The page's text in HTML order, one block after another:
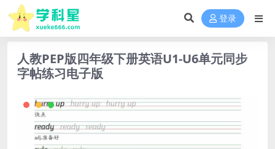
登录
人教PEP版四年级下册英语U1-U6单元同步
字帖练习电子版